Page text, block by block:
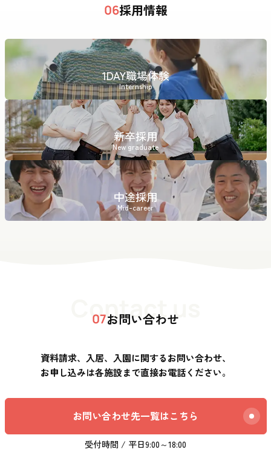
06採用情報
1DAY職場体験
Internship
新卒採用
New graduate
中途採用
Mid-career
Contact us
07お問い合わせ
資料請求、入居、入園に関するお問い合わせ、
お申し込みは各施設まで直接お電話ください。
お問い合わせ先一覧はこちら
受付時間 / 平日9:00～18:00